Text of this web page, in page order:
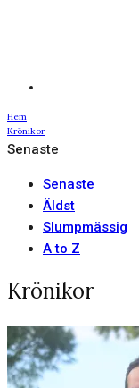
Hem
Krönikor
Senaste
Senaste
Äldst
Slumpmässig
A to Z
Krönikor